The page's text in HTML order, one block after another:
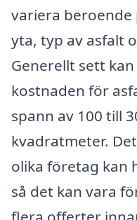
variera beroende
yta, typ av asfalt
Generellt sett
kostnaden för
spann av 100 till
kvadratmeter.
olika företag kan
så det kan vara